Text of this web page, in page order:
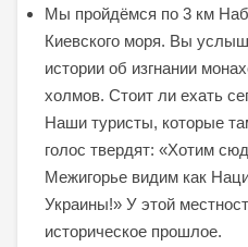
Мы пройдёмся по 3 км
Киевского моря. Вы
истории об изгнании
холмов. Стоит ли ехать
Наши туристы, которые
голос твердят: «Хотим
Межигорье видим как
Украины!» У этой
историческое прошлое.